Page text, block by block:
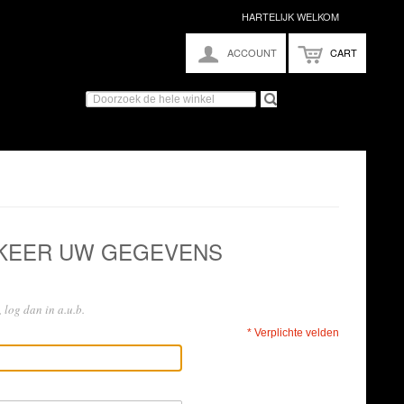
HARTELIJK WELKOM
ACCOUNT CART
UW GEGEVENS
log dan in a.u.b.
* Verplichte velden